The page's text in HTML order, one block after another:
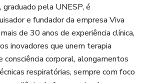
graduado pela UNESP, é
e fundador da empresa Viva
de 30 anos de experiência clínica,
inovadores que unem terapia
consciência corporal, alongamentos
respiratórias, sempre com foco